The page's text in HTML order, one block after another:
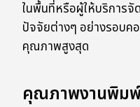
ในพื้นที่หรือผู้ให้บริการจั
ปัจจัยต่างๆ อย่างรอบค
คุณภาพสูงสุด
คุณภาพงานพิม